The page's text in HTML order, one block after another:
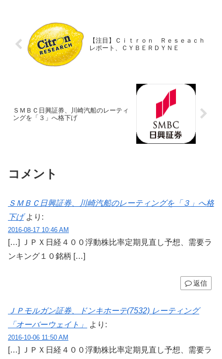
【注目】Ｃｉｔｒｏｎ Ｒｅｓｅａｃｈ
レポート、ＣＹＢＥＲＤＹＮＥ
ＳＭＢＣ日興証券、川崎汽船のレーティ
ングを「３」へ格下げ
コメント
ＳＭＢＣ日興証券、川崎汽船のレーティングを「３」へ格
下げ より:
2016-08-17 10:46 AM
[…] ＪＰＸ日経４００浮動株比率定期見直し予想、需要ラ
ンキング１０銘柄 […]
返信
ＪＰモルガン証券、ドンキホーテ(7532) レーティング
「オーバーウェイト」
より:
2016-10-06 11:50 AM
[…] ＪＰＸ日経４００浮動株比率定期見直し予想、需要ラ